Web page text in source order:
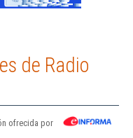
de Radio
ofrecida por